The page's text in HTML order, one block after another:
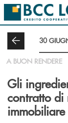
Salta al contenuto
30
A BUON RENDERE
Gli
contratto di